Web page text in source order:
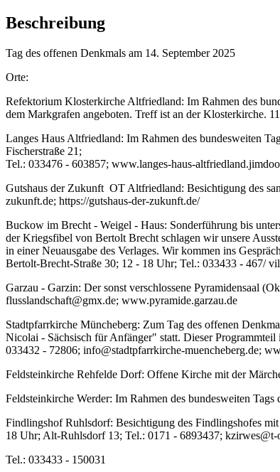
Beschreibung
Tag des offenen Denkmals am 14. September 2025
Orte:
Refektorium Klosterkirche Altfriedland: Im Rahmen des
dem Markgrafen angeboten. Treff ist an der Klosterkirche.
Langes Haus Altfriedland: Im Rahmen des bundesweiten
Fischerstraße 21;
Tel.: 033476 - 603857; www.langes-haus-
Gutshaus der Zukunft OT Altfriedland: Besichtigung des
zukunft.de; https://gutshaus-der-zukunft.de/
Buckow im Brecht - Weigel - Haus: Sonderführung bis
der Kriegsfibel von Bertolt Brecht schlagen wir unsere
in einer Neuausgabe des Verlages. Wir kommen ins
Bertolt-Brecht-Straße 30; 12 - 18 Uhr; Tel.: 033433 - 467/
Garzau - Garzin: Der sonst verschlossene Pyramidensaal
flusslandschaft@gmx.de; www.pyramide.garzau.de
Stadtpfarrkirche Müncheberg: Zum Tag des offenen
Nicolai - Sächsisch für Anfänger" statt. Dieser
033432 - 72806; info@stadtpfarrkirche-muencheberg.de;
Feldsteinkirche Rehfelde Dorf: Offene Kirche mit der
Feldsteinkirche Werder: Im Rahmen des bundesweiten
Findlingshof Ruhlsdorf: Besichtigung des Findlingshofes
18 Uhr; Alt-Ruhlsdorf 13; Tel.: 0171 - 6893437; kzirwes@t-
Tel.: 033433 - 150031